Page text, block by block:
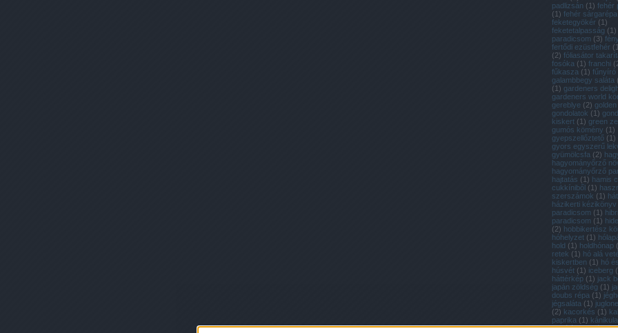
padlizsán (1) fehér
(1) fehér sárgarépa
feketegyökér (1)
feketetalpasság (1)
paradicsom (3)
fertődi ezüstfehér (1
(2) fóliasátor
fosóka (1) franchi (
fűkasza (1) fűnyíró
galambbegy saláta (
(1) gardeners
gardeners world
gereblye (2)
gondolatok (1)
kiskert (1) green
gumós kömény (1)
gyepszellőztető (1)
gyors egyszerű
gyümölcsfa (2)
hagyományőrző
hagyományőrző
hajtatás (1) hamis
cukkíniből (1)
szerszámok (1)
házikerti kézikönyv
paradicsom (1)
paradicsom (1)
(2) hobbikertész
hóhelyzet (1)
hold (1) holdhónap (
retek (1) hó alá
kiskertben (1) hó
húsvét (1) iceberg (
háttérkép (1) jack
japán zöldség (1)
doubs répa (1)
jégsaláta (1) juglone
(2) kacorkés (1)
paprika (1) kánikula
kapálás (1)